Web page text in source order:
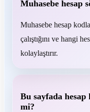
Muhasebe hesap
Muhasebe hesap
çalıştığını ve hangi
kolaylaştırır.
Bu sayfada
mi?